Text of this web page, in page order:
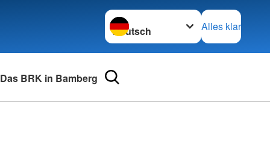
Sprache wechseln zu
Alles klar
Das BRK in Bamberg